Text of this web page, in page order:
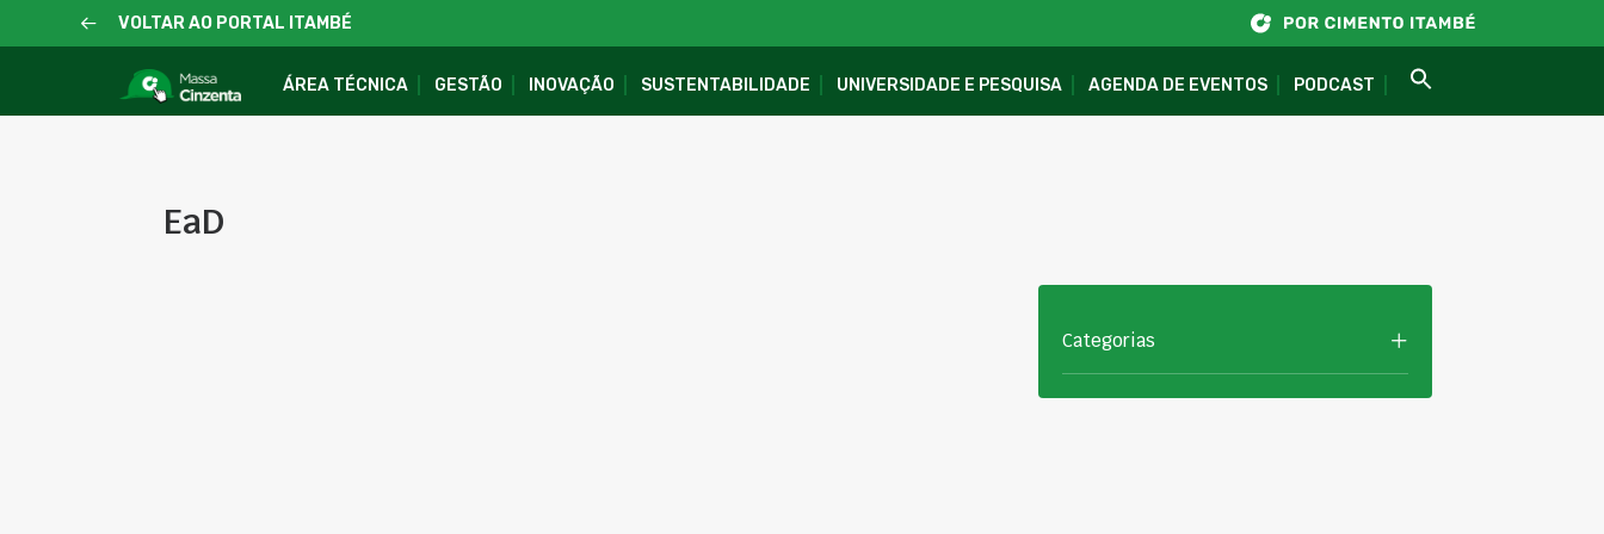
VOLTAR AO PORTAL ITAMBÉ
ÁREA TÉCNICA GESTÃO INOVAÇÃO SUSTENTABILIDADE UNIVERSIDADE E PESQUISA AGENDA DE EVENTOS PODCAST
EaD
Categorias